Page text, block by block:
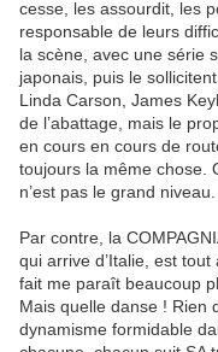
cesse, les assourdit, les
responsable de leurs
la scène, avec une série
japonais, puis le
Linda Carson, James
de l’abattage, mais le
en cours en cours de
toujours la même chose.
n’est pas le grand niveau.
Par contre, la
qui arrive d’Italie, est
fait me paraît beaucoup
Mais quelle danse ! Rien
dynamisme formidable